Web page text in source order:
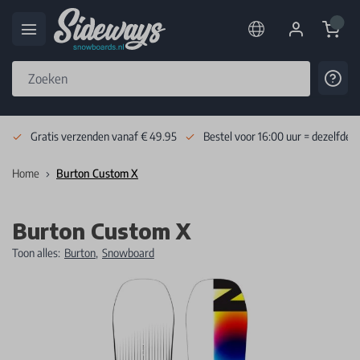
Cart
Gratis verzenden vanaf € 49.95 Bestel voor 16:00 uur = dezelfde
Home Burton Custom X
Burton Custom X
Toon alles: Burton, Snowboard